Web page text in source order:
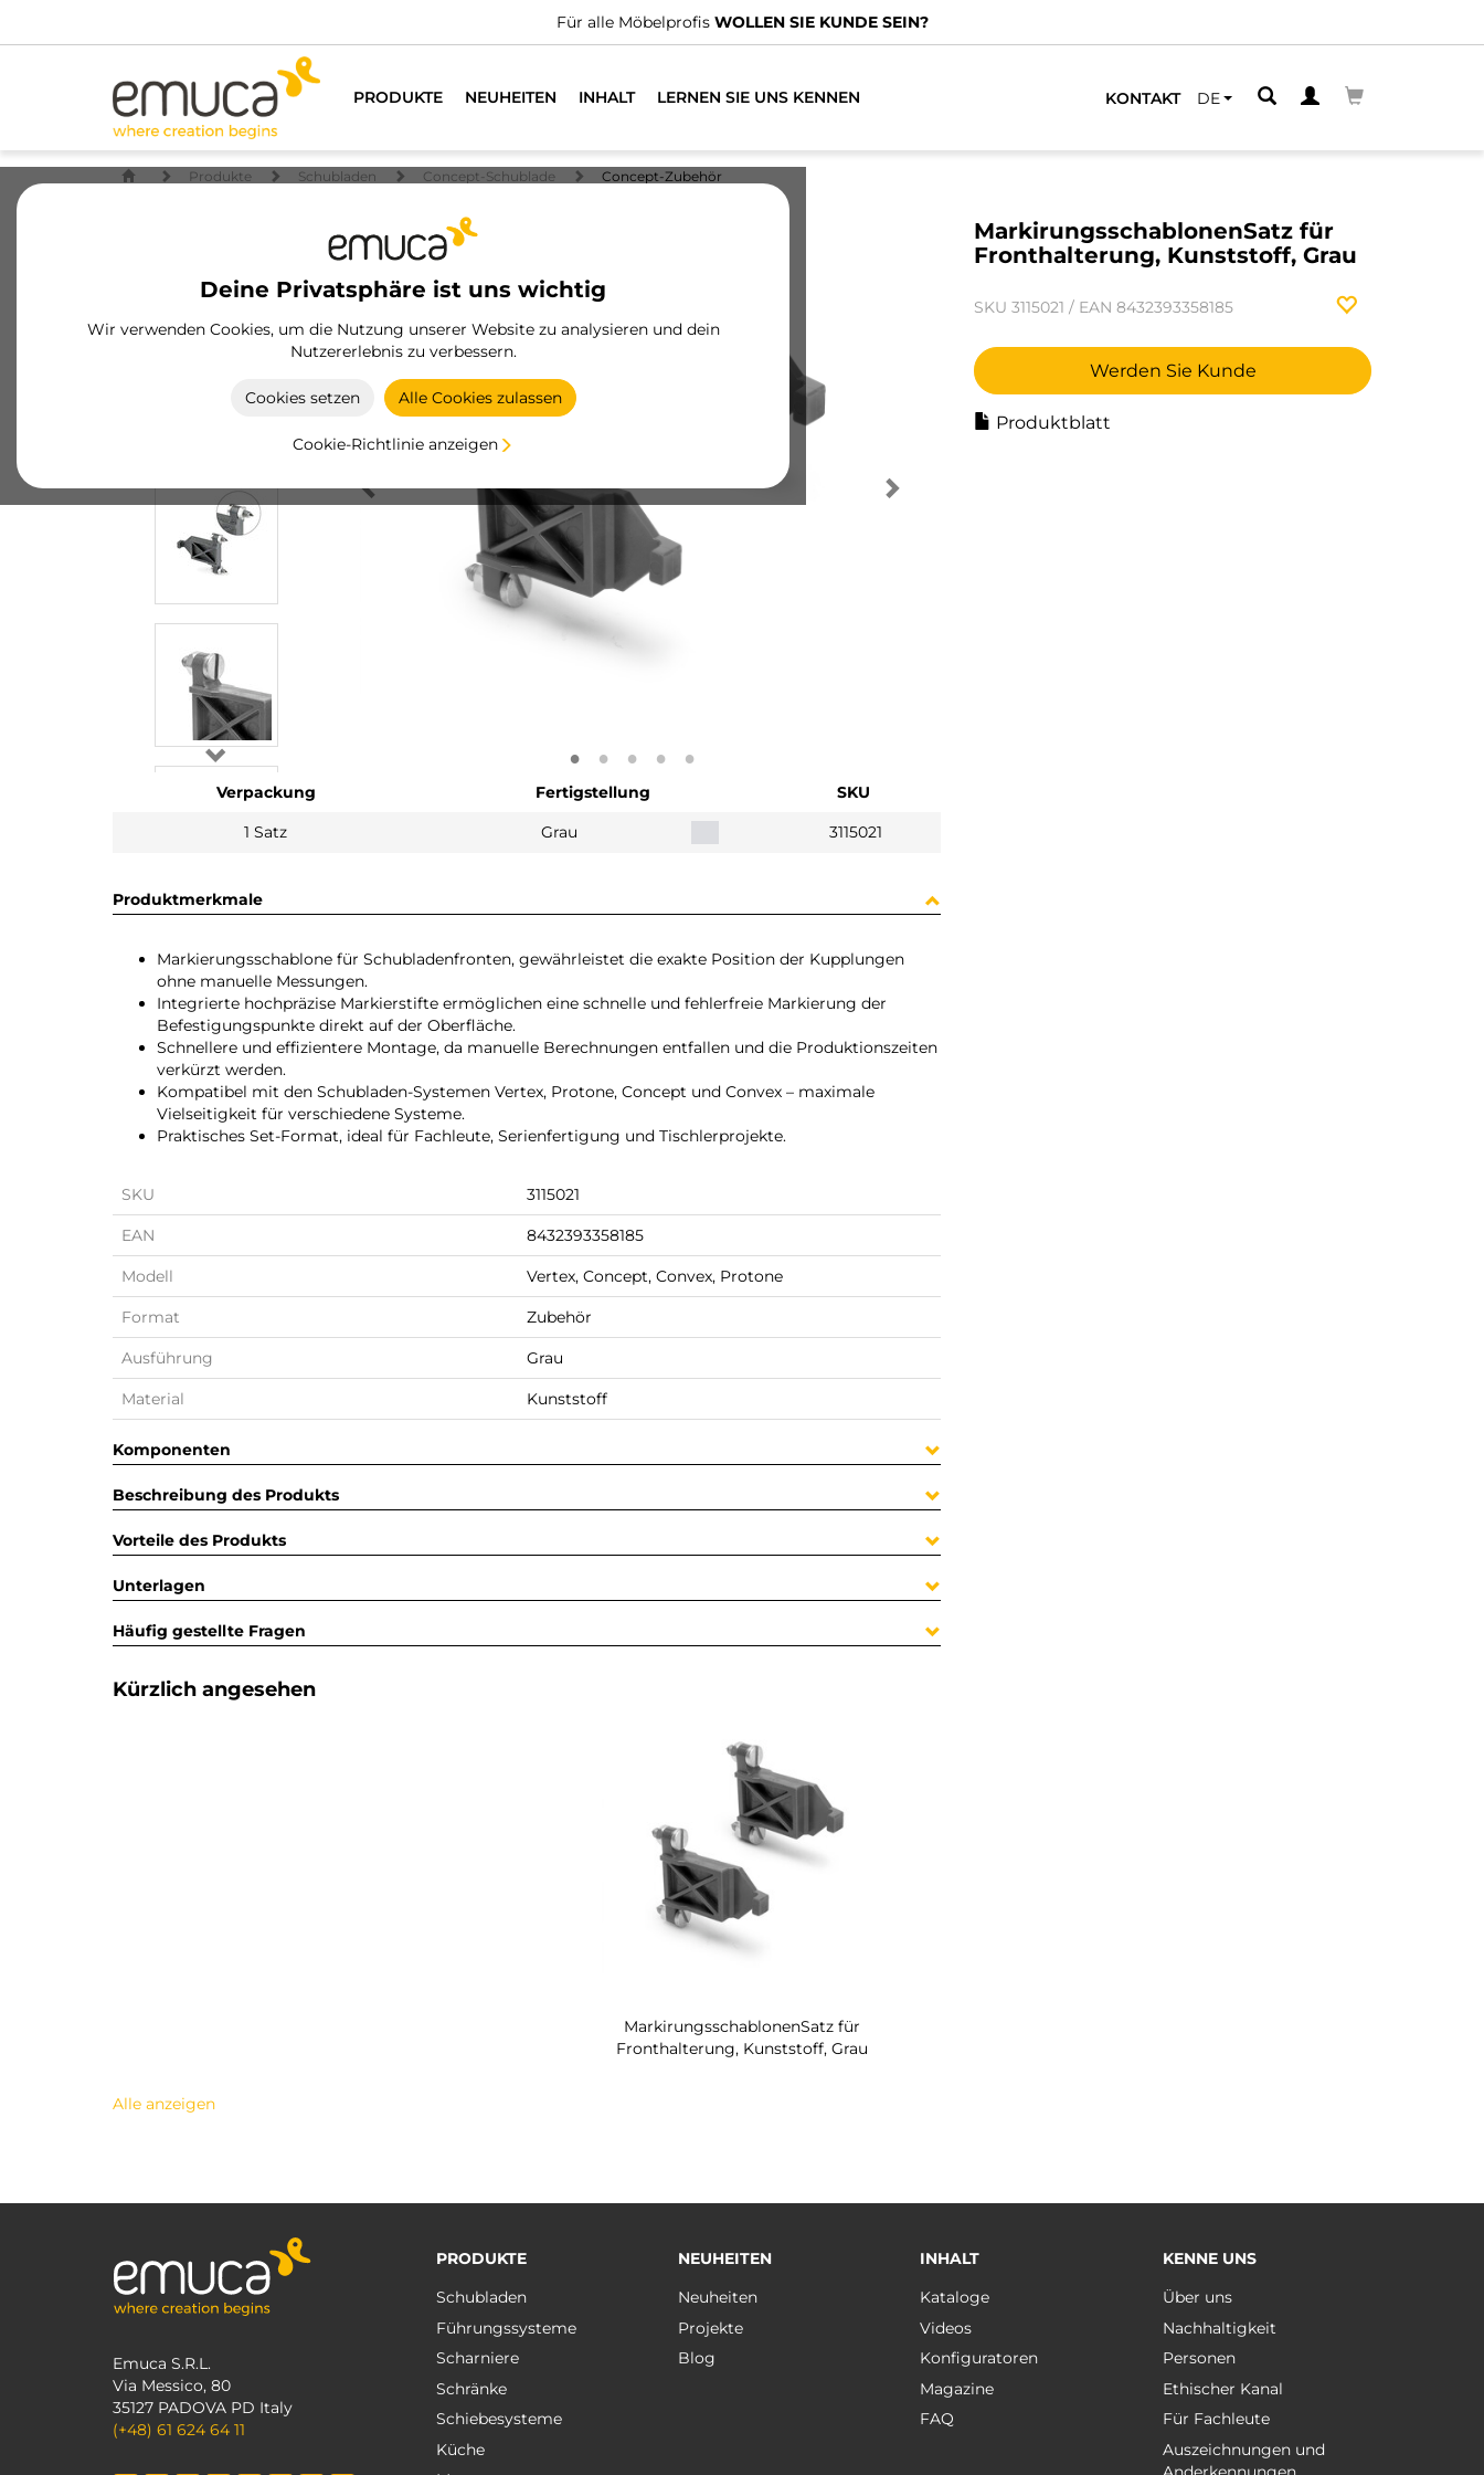
Wir haben spezialisierte Vertriebshändler.FINDEN SIE DEN NÄCHSTGELEGENEN
PRODUKTE NEUHEITEN INHALT LERNEN SIE UNS KENNEN KONTAKT DE
Deine Privatsphäre ist uns wichtig
Wir verwenden Cookies, um die Nutzung unserer Website zu analysieren und dein
Nutzererlebnis zu verbessern.
Cookies setzen Alle Cookies zulassen
Cookie-Richtlinie anzeigen
Produkte Schubladen Concept-Schublade Concept-Zubehör
MarkirungsschablonenSatz für
Fronthalterung, Kunststoff, Grau
SKU 3115021 / EAN 8432393358185
Werden Sie Kunde
Produktblatt
Verpackung Fertigstellung
SKU
1 Satz
Grau 3115021
Produktmerkmale
Markierungsschablone für Schubladenfronten, gewährleistet die exakte Position der Kupplungen
ohne manuelle Messungen.
Integrierte hochpräzise Markierstifte ermöglichen eine schnelle und fehlerfreie Markierung der
Befestigungspunkte direkt auf der Oberfläche.
Schnellere und effizientere Montage, da manuelle Berechnungen entfallen und die Produktionszeiten
verkürzt werden.
Kompatibel mit den Schubladen-Systemen Vertex, Protone, Concept und Convex – maximale
Vielseitigkeit für verschiedene Systeme.
Praktisches Set-Format, ideal für Fachleute, Serienfertigung und Tischlerprojekte.
SKU 3115021
EAN 8432393358185
Modell Vertex, Concept, Convex, Protone
Format Zubehör
Ausführung Grau
Material Kunststoff
Komponenten
Beschreibung des Produkts
Vorteile des Produkts
Unterlagen
Häufig gestellte Fragen
Kürzlich angesehen
MarkirungsschablonenSatz für
Fronthalterung, Kunststoff, Grau
Alle anzeigen
Emuca S.R.L.
Via Messico, 80
35127 PADOVA PD Italy
(+48) 61 624 64 11
PRODUKTE
Schubladen
Führungssysteme
Scharniere
Schränke
Schiebesysteme
Küche
NEUHEITEN
Neuheiten
Projekte
Blog
INHALT
Kataloge
Videos
Konfiguratoren
Magazine
FAQ
KENNE UNS
Über uns
Nachhaltigkeit
Personen
Ethischer Kanal
Für Fachleute
Auszeichnungen und